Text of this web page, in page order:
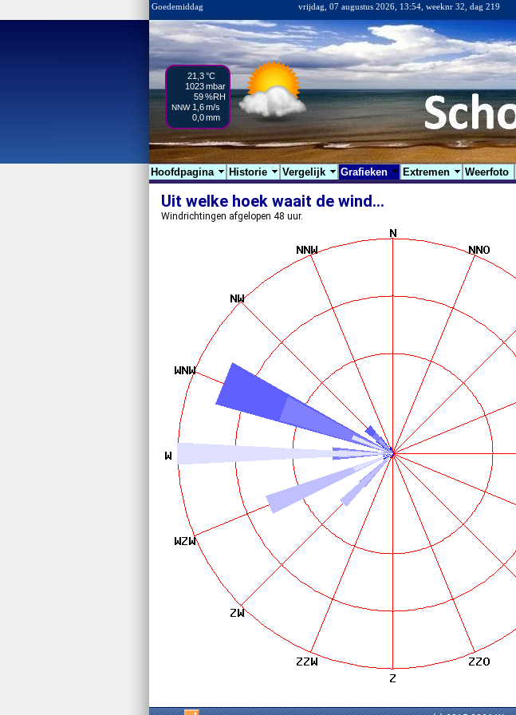
Goedemiddag vrijdag, 07 augustus 2026, 13:54, weeknr 32, dag 219
21,3°C
1023mbar
59%RH
NNW1,6m/s
0,0mm
Hoofdpagina Historie Vergelijk Grafieken Extremen Weerfoto
Uit welke hoek waait de wind…
Windrichtingen afgelopen 48 uur.